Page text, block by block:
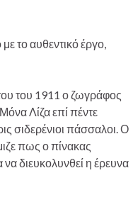
το αυθεντικό έργο,
του 1911 ο ζωγράφος
Λίζα επί πέντε
σιδερένιοι πάσσαλοι. Ο
πως ο πίνακας
διευκολυνθεί η έρευνα